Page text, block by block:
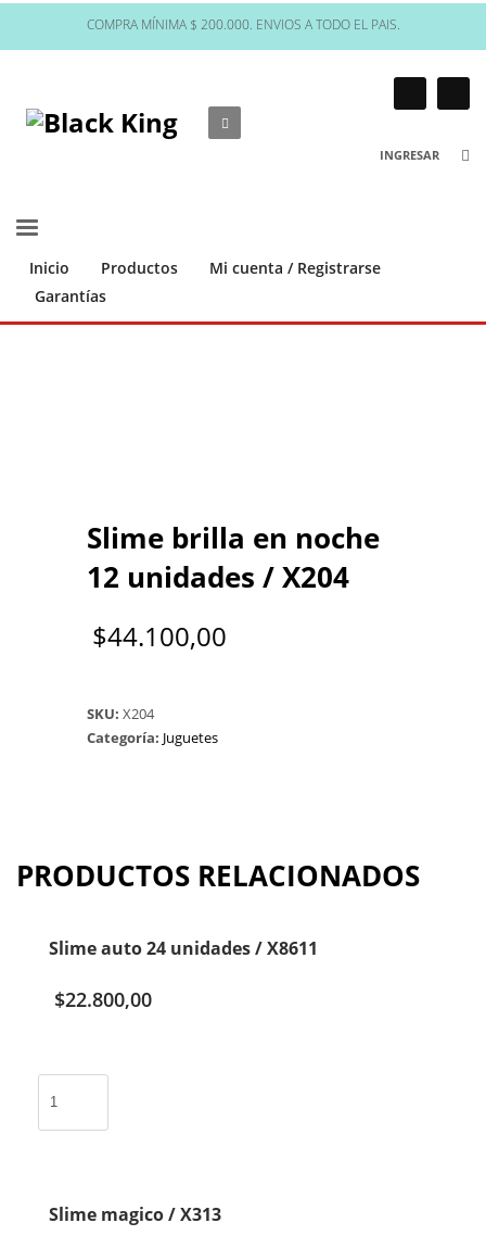
COMPRA MÍNIMA $ 200.000. ENVIOS A TODO EL PAIS.
INGRESAR
Inicio Productos
Mi cuenta / Registrarse
Garantías
Slime brilla en noche
12 unidades / X204
$44.100,00
SKU: X204
Categoría: Juguetes
PRODUCTOS RELACIONADOS
Slime auto 24 unidades / X8611
$22.800,00
X8611Slime magico / X313